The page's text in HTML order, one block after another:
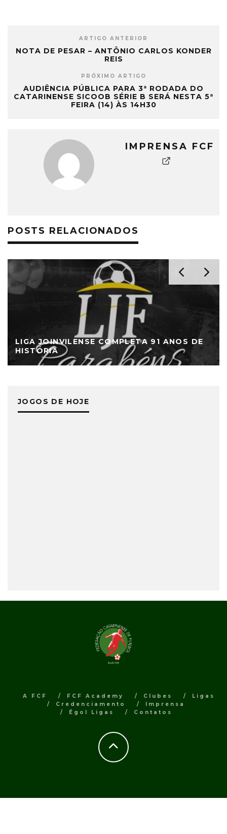
ARTIGO ANTERIOR
NOTA DE PESAR – ANTÔNIO CARLOS KONDER
REIS
PRÓXIMO ARTIGO
AUDIÊNCIA PÚBLICA PARA 3ª RODADA DO
CATARINENSE SICOOB SÉRIE B SERÁ NESTA 5ª
FEIRA (14) ÀS 14H30
IMPRENSA FCF
POSTS RELACIONADOS
LIGA JOINVILENSE COMPLETA 91 ANOS DE
HISTÓRIA
JOGOS DE HOJE
A FCF FCF Academy Clubes
Ligas
Credenciamento
Imprensa
Égol Ligas
Contatos